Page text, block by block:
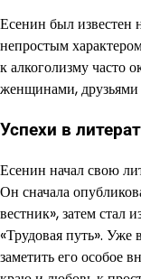
Есенин был известен
непростым
к алкоголизму часто
женщинами, друзьями
Успехи в
Есенин начал свою
Он сначала
вестник», затем стал
«Трудовая путь».
заметить его особое